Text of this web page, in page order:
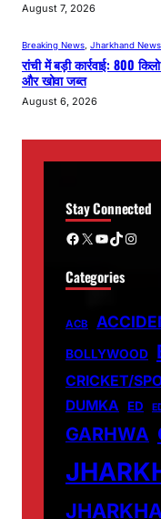
August 7, 2026
Breaking News Jharkhand News
रांची में बड़ी कार्रवाई: 800
और खोवा जब्त
August 6, 2026
Stay Connected
Facebook X YouTube TikTok Instagram
Categories
ACB
BOLLYWOOD
CRICKET/
DUMKA ED
GARHWA